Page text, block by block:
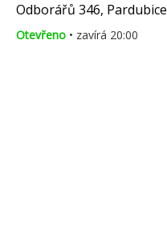
Odborářů 346, Pardubice
Otevřeno • zavírá 20:00